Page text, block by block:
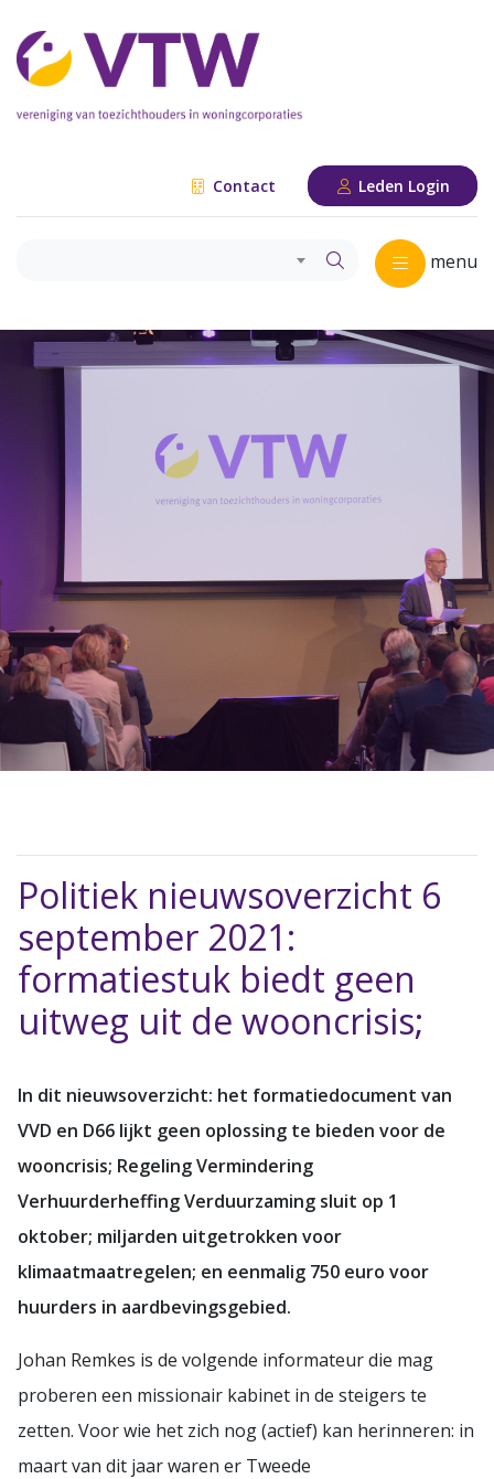
Contact Leden Login
menu
Politiek nieuwsoverzicht 6
september 2021:
formatiestuk biedt geen
uitweg uit de wooncrisis;
In dit nieuwsoverzicht: het formatiedocument van
VVD en D66 lijkt geen oplossing te bieden voor de
wooncrisis; Regeling Vermindering
Verhuurderheffing Verduurzaming sluit op 1
oktober; miljarden uitgetrokken voor
klimaatmaatregelen; en eenmalig 750 euro voor
huurders in aardbevingsgebied.
Johan Remkes is de volgende informateur die mag
proberen een missionair kabinet in de steigers te
zetten. Voor wie het zich nog (actief) kan herinneren: in
maart van dit jaar waren er Tweede